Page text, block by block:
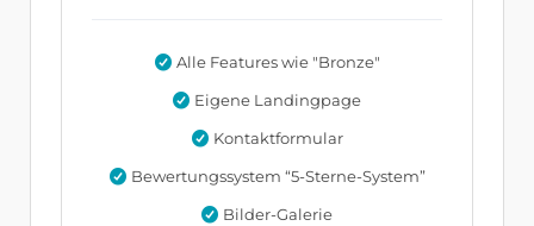
Alle Features wie "Bronze"
Eigene Landingpage
Kontaktformular
Bewertungssystem “5-Sterne-System”
Bilder-Galerie